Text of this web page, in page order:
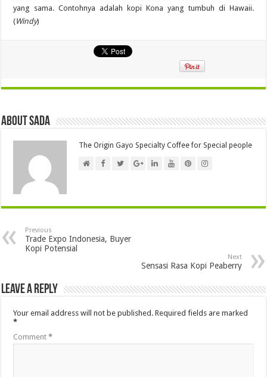
yang sama. Contohnya adalah kopi Kona yang tumbuh di Hawaii.
(Windy)
About Sada
The Origin Gayo Specialty Coffee for Special people
Previous
Trade Expo Indonesia, Buyer
Kopi Potensial
Next
Sensasi Rasa Kopi Peaberry
Leave a Reply
Your email address will not be published. Required fields are marked
*
Comment*